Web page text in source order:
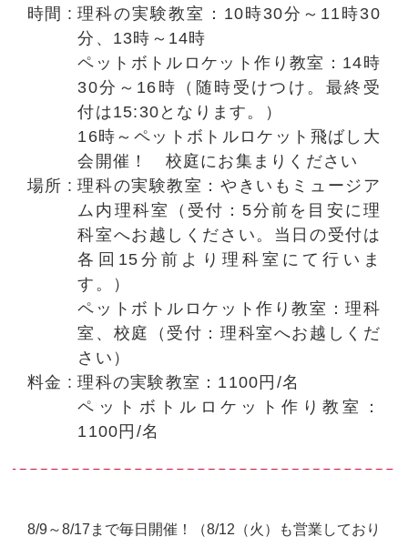
時間
理科の実験教室：10時30分～11時30
分、13時～14時
ペットボトルロケット作り教室：14時
30分～16時（随時受けつけ。最終受
付は15:30となります。）
16時～ペットボトルロケット飛ばし大
会開催！ 校庭にお集まりください
場所
理科の実験教室：やきいもミュージア
ム内理科室（受付：5分前を目安に理
科室へお越しください。当日の受付は
各回15分前より理科室にて行いま
す。）
ペットボトルロケット作り教室：理科
室、校庭（受付：理科室へお越しくだ
さい）
料金
理科の実験教室：1100円/名
ペットボトルロケット作り教室：
1100円/名
8/9～8/17まで毎日開催！（8/12（火）も営業しており